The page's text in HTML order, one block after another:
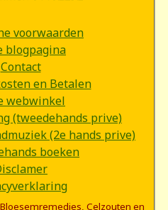
voorwaarden
blogpagina
Contact
en Betalen
webwinkel
(tweedehands prive)
(2e hands prive)
boeken
Celzouten en